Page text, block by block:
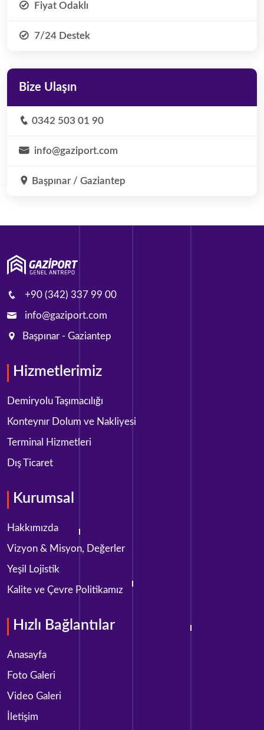
Fiyat Odaklı
7/24 Destek
Bize Ulaşın
0342 503 01 90
info@gaziport.com
Başpınar / Gaziantep
+90 (342) 337 99 00
info@gaziport.com
Başpınar - Gaziantep
Hizmetlerimiz
Demiryolu Taşımacılığı
Konteynır Dolum ve Nakliyesi
Terminal Hizmetleri
Dış Ticaret
Kurumsal
Hakkımızda
Vizyon & Misyon, Değerler
Yeşil Lojistik
Kalite ve Çevre Politikamız
Hızlı Bağlantılar
Anasayfa
Foto Galeri
Video Galeri
İletişim